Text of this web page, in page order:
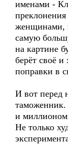
именами -
женщинами,
самую
на картине
берёт своё и
поправки в
И вот перед
и миллионом
Не только